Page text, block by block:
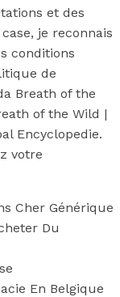
et des
je reconnais
conditions
de
Breath of the
of the Wild |
Encyclopedie.
votre
Cher Générique
Du
En Belgique